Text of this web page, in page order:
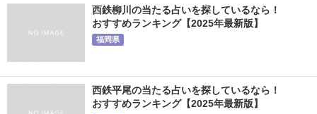
西鉄柳川の当たる占いを探しているなら！
おすすめランキング【2025年最新版】
福岡県
西鉄平尾の当たる占いを探しているなら！
おすすめランキング【2025年最新版】